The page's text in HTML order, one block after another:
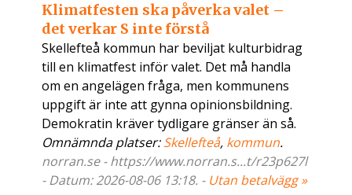
Klimatfesten ska påverka valet –
det verkar S inte förstå
Skellefteå kommun har beviljat kulturbidrag
till en klimatfest inför valet. Det må handla
om en angelägen fråga, men kommunens
uppgift är inte att gynna opinionsbildning.
Demokratin kräver tydligare gränser än så.
Omnämnda platser:Skellefteå, kommun.
norran.se - https://www.norran.s...t/r23p627l
- Datum: 2026-08-06 13:18. - Utan betalvägg »